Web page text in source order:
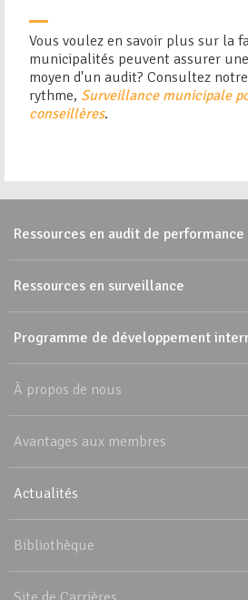
Vous voulez en savoir plus sur la
municipalités peuvent assurer
moyen d'un audit? Consultez
rythme, Surveillance municipale
conseillères.
Ressources en audit de performance
Ressources en surveillance
Programme de développement
À propos de nous
Avantages aux membres
Actualités
Bibliothèque